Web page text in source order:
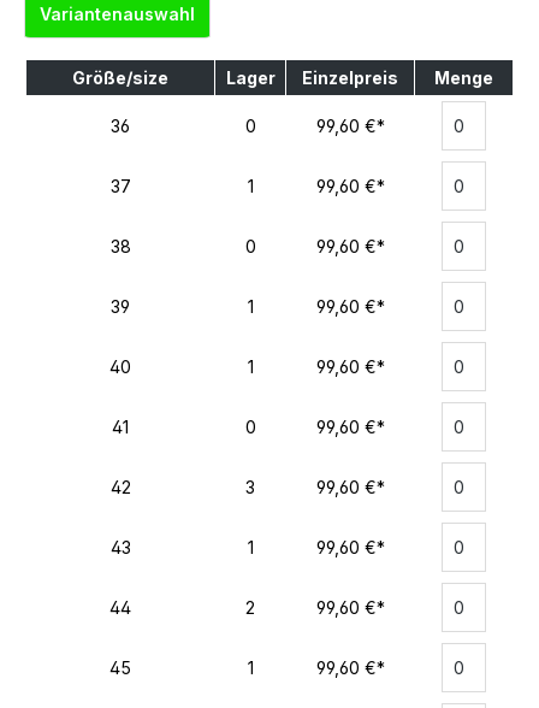
Variantenauswahl
Größe/size Lager Einzelpreis Menge
36 0 99,60 €*
37 1 99,60 €*
38 0 99,60 €*
39 1 99,60 €*
40 1 99,60 €*
41 0 99,60 €*
42 3 99,60 €*
43 1 99,60 €*
44 2 99,60 €*
45 1 99,60 €*